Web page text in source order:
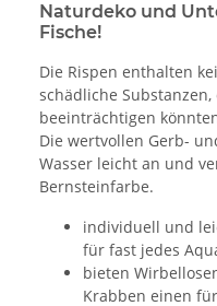
Naturdeko und
Fische!
Die Rispen enthalten
schädliche
beeinträchtigen
Die wertvollen Gerb-
Wasser leicht an und
Bernsteinfarbe.
individuell und
für fast jedes
bieten
Krabben einen